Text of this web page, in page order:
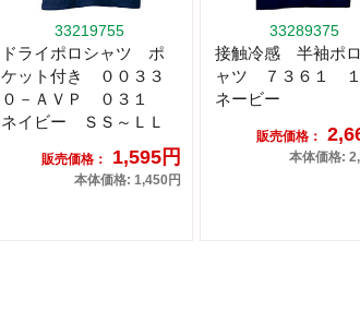
33219755
ドライポロシャツ ポ
ケット付き ００３３
０－ＡＶＰ ０３１
ネイビー ＳＳ～ＬＬ
販売価格： 1,595円
本体価格: 1,450円
33289375
接触冷感 半袖ポ
ャツ ７３６１
ネービー
販売価格：
本体価格: